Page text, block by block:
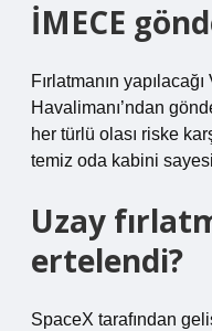
İMECE
Fırlatmanın
Havalimanı’ndan
her türlü olası riske
temiz oda kabini
Uzay
ertelendi?
SpaceX tarafından